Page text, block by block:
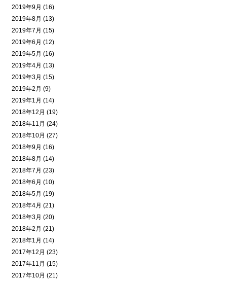
2019年9月 (16)
2019年8月 (13)
2019年7月 (15)
2019年6月 (12)
2019年5月 (16)
2019年4月 (13)
2019年3月 (15)
2019年2月 (9)
2019年1月 (14)
2018年12月 (19)
2018年11月 (24)
2018年10月 (27)
2018年9月 (16)
2018年8月 (14)
2018年7月 (23)
2018年6月 (10)
2018年5月 (19)
2018年4月 (21)
2018年3月 (20)
2018年2月 (21)
2018年1月 (14)
2017年12月 (23)
2017年11月 (15)
2017年10月 (21)